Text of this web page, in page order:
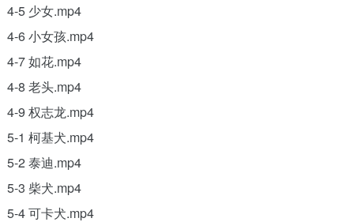
4-5 少女.mp4
4-6 小女孩.mp4
4-7 如花.mp4
4-8 老头.mp4
4-9 权志龙.mp4
5-1 柯基犬.mp4
5-2 泰迪.mp4
5-3 柴犬.mp4
5-4 可卡犬.mp4